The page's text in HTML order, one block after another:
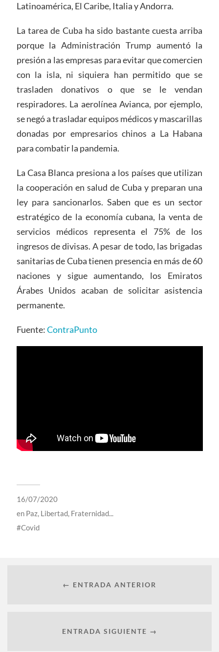
Latinoamérica, El Caribe, Italia y Andorra.
La tarea de Cuba ha sido bastante cuesta arriba
porque la Administración Trump aumentó la
presión a las empresas para evitar que comercien
con la isla, ni siquiera han permitido que se
trasladen donativos o que se le vendan
respiradores. La aerolínea Avianca, por ejemplo,
se negó a trasladar equipos médicos y mascarillas
donadas por empresarios chinos a La Habana
para combatir la pandemia.
La Casa Blanca presiona a los países que utilizan
la cooperación en salud de Cuba y preparan una
ley para sancionarlos. Saben que es un sector
estratégico de la economía cubana, la venta de
servicios médicos representa el 75% de los
ingresos de divisas. A pesar de todo, las brigadas
sanitarias de Cuba tienen presencia en más de 60
naciones y sigue aumentando, los Emiratos
Árabes Unidos acaban de solicitar asistencia
permanente.
Fuente:ContraPunto
16/07/2020
en Paz, Libertad, Fraternidad...
Covid
← ENTRADA ANTERIOR
ENTRADA SIGUIENTE →